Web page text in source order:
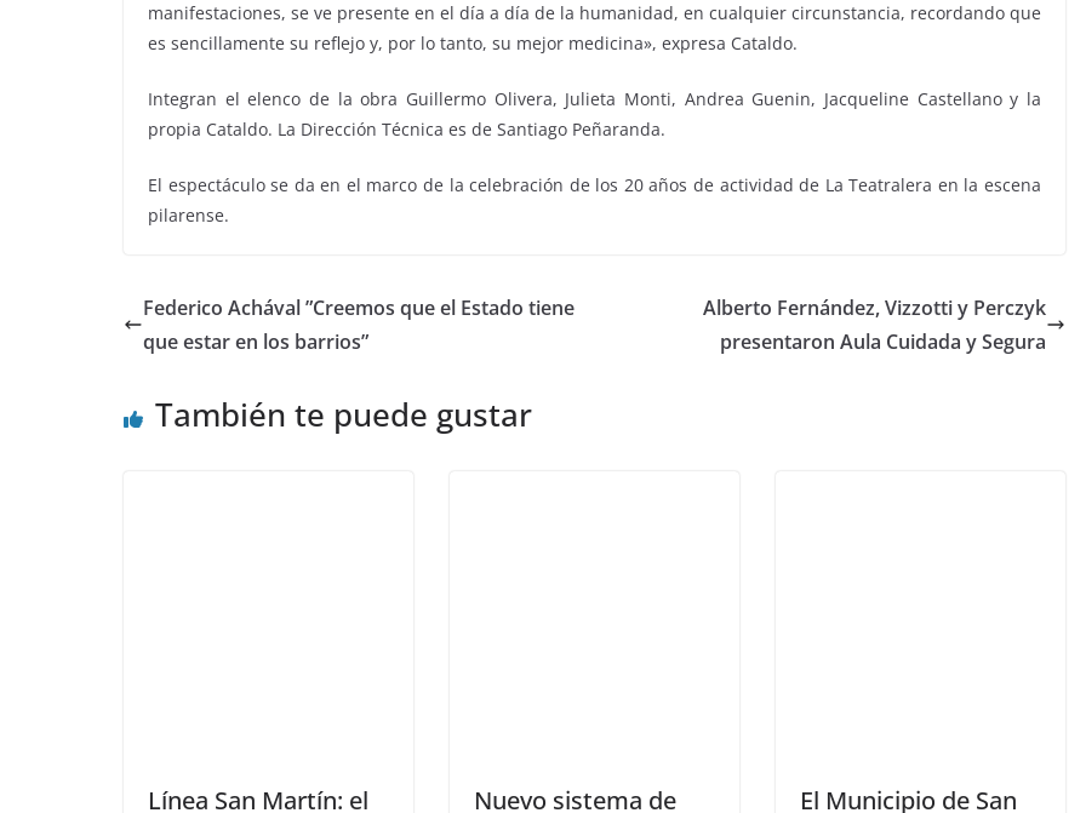
manifestaciones, se ve presente en el día a día de la humanidad, en cualquier circunstancia, recordando que
es sencillamente su reflejo y, por lo tanto, su mejor medicina», expresa Cataldo.
Integran el elenco de la obra Guillermo Olivera, Julieta Monti, Andrea Guenin, Jacqueline Castellano y la
propia Cataldo. La Dirección Técnica es de Santiago Peñaranda.
El espectáculo se da en el marco de la celebración de los 20 años de actividad de La Teatralera en la escena
pilarense.
Federico Achával ”Creemos que el Estado tiene
que estar en los barrios”
Alberto Fernández, Vizzotti y Perczyk
presentaron Aula Cuidada y Segura
También te puede gustar
Línea San Martín: el Nuevo sistema de El Municipio de San